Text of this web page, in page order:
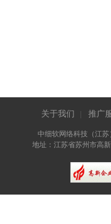
关于我们 推广
中细软网络科技（江
地址：江苏省苏州市高